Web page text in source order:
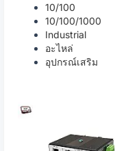
10/100
10/100/1000
Industrial
อะไหล่
อุปกรณ์เสริม